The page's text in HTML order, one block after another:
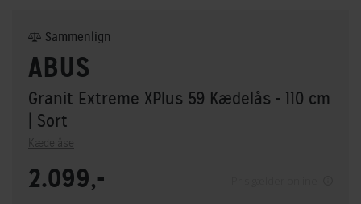
ABUS
Granit Extreme XPlus 59 Kædelås - 110 cm
| Sort
Kædelåse
Sammenlign
2.099,-